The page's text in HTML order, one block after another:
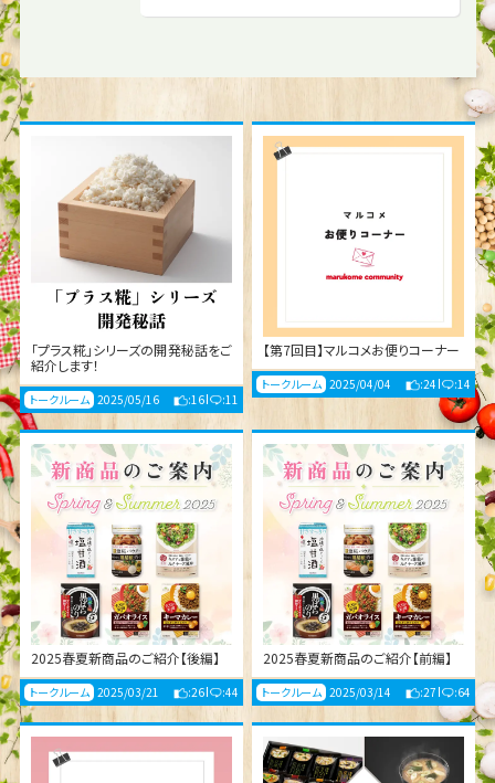
「プラス糀」シリーズの開発秘話をご
紹介します！
トークルーム 2025/05/16 :16 :11
【第7回目】マルコメお便りコーナー
トークルーム 2025/04/04 :24 :14
2025春夏新商品のご紹介【後編】
トークルーム 2025/03/21 :26 :44
2025春夏新商品のご紹介【前編】
トークルーム 2025/03/14 :27 :64